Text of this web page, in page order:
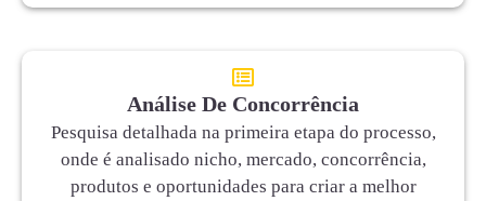
Análise De Concorrência
Pesquisa detalhada na primeira etapa do processo,
onde é analisado nicho, mercado, concorrência,
produtos e oportunidades para criar a melhor